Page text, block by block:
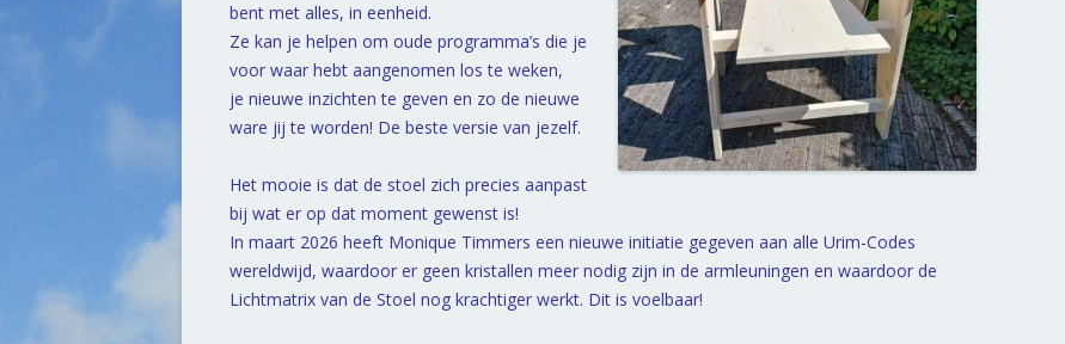
bent met alles, in eenheid.
Ze kan je helpen om oude programma’s die je
voor waar hebt aangenomen los te weken,
je nieuwe inzichten te geven en zo de nieuwe
ware jij te worden! De beste versie van jezelf.
Het mooie is dat de stoel zich precies aanpast
bij wat er op dat moment gewenst is!
In maart 2026 heeft Monique Timmers een nieuwe initiatie gegeven aan alle Urim-Codes
wereldwijd, waardoor er geen kristallen meer nodig zijn in de armleuningen en waardoor de
Lichtmatrix van de Stoel nog krachtiger werkt. Dit is voelbaar!